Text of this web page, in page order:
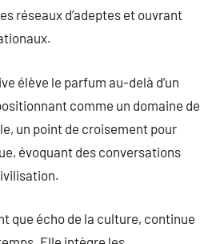
réseaux d’adeptes et ouvrant
élève le parfum au-delà d’un
comme un domaine de
un point de croisement pour
évoquant des conversations
que écho de la culture, continue